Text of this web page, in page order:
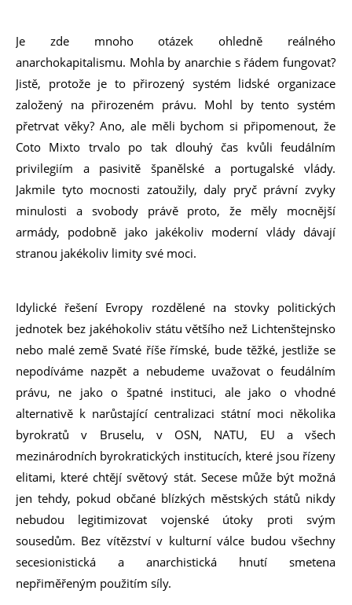
Je zde mnoho otázek ohledně reálného
anarchokapitalismu. Mohla by anarchie s řádem fungovat?
Jistě, protože je to přirozený systém lidské organizace
založený na přirozeném právu. Mohl by tento systém
přetrvat věky? Ano, ale měli bychom si připomenout, že
Coto Mixto trvalo po tak dlouhý čas kvůli feudálním
privilegiím a pasivitě španělské a portugalské vlády.
Jakmile tyto mocnosti zatoužily, daly pryč právní zvyky
minulosti a svobody právě proto, že měly mocnější
armády, podobně jako jakékoliv moderní vlády dávají
stranou jakékoliv limity své moci.
Idylické řešení Evropy rozdělené na stovky politických
jednotek bez jakéhokoliv státu většího než Lichtenštejnsko
nebo malé země Svaté říše římské, bude těžké, jestliže se
nepodíváme nazpět a nebudeme uvažovat o feudálním
právu, ne jako o špatné instituci, ale jako o vhodné
alternativě k narůstající centralizaci státní moci několika
byrokratů v Bruselu, v OSN, NATU, EU a všech
mezinárodních byrokratických institucích, které jsou řízeny
elitami, které chtějí světový stát. Secese může být možná
jen tehdy, pokud občané blízkých městských států nikdy
nebudou legitimizovat vojenské útoky proti svým
sousedům. Bez vítězství v kulturní válce budou všechny
secesionistická a anarchistická hnutí smetena
nepřiměřeným použitím síly.